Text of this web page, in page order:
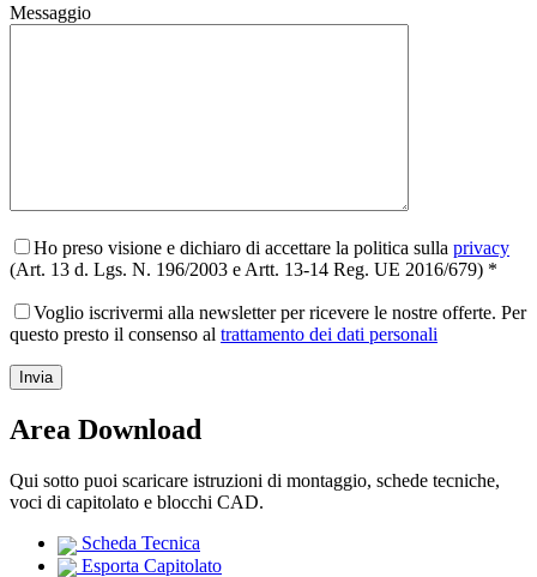
Messaggio
Ho preso visione e dichiaro di accettare la politica sulla privacy
(Art. 13 d. Lgs. N. 196/2003 e Artt. 13-14 Reg. UE 2016/679) *
Voglio iscrivermi alla newsletter per ricevere le nostre offerte. Per
questo presto il consenso al trattamento dei dati personali
Area Download
Qui sotto puoi scaricare istruzioni di montaggio, schede tecniche,
voci di capitolato e blocchi CAD.
Scheda Tecnica
Esporta Capitolato